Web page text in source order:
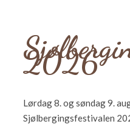
2026
Lørdag 8. og søndag 9.
Sjølbergingsfestivalen